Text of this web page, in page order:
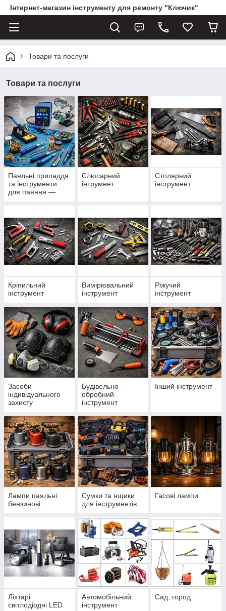
Інтернет-магазин інструменту для ремонту "Ключик"
Товари та послуги
Товари та послуги
Паяльні приладдя
та інструменти
для паяння —
Слюсарний
інтрумент
Столярний
інструмент
Кріпильний
інструмент
Вимірювальний
інструмент
Ріжучий
інструмент
Засоби
індивідуального
захисту
Будівельно-
обробний
інструмент
Інший інструмент
Лампи паяльні
бензинові
Сумки та ящики
для інструментів
Гасові лампи
Ліхтарі
світлодіодні LED
Автомобільний
інструмент
Сад, город